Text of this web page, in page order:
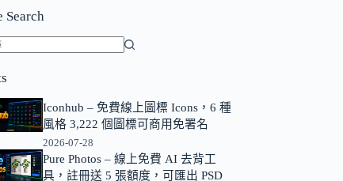
Search
Iconhub – 免費線上圖標 Icons，6 種
風格 3,222 個圖標可商用免署名
2026-07-28
Pure Photos – 線上免費 AI 去背工
具，註冊送 5 張額度，可匯出 PSD